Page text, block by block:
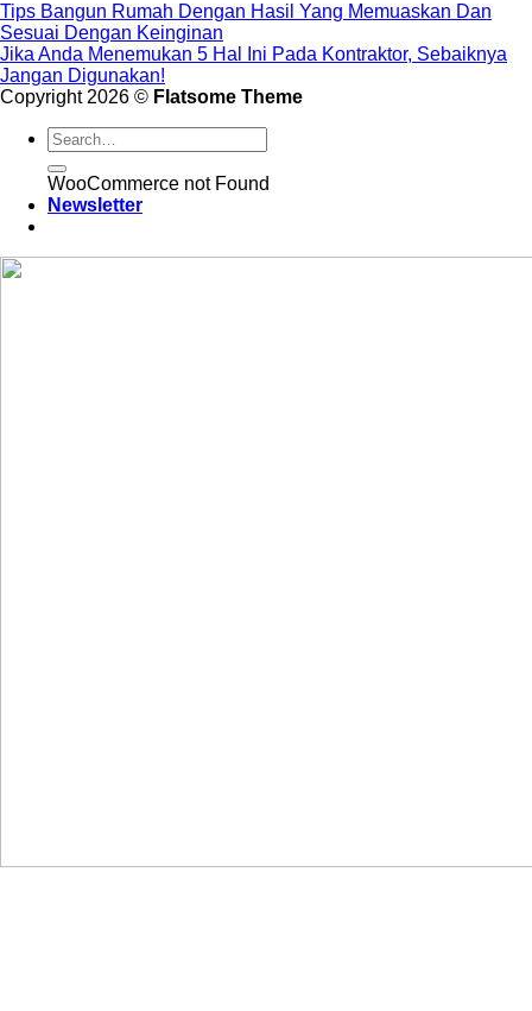
Tips Bangun Rumah Dengan Hasil Yang Memuaskan Dan
Sesuai Dengan Keinginan
Jika Anda Menemukan 5 Hal Ini Pada Kontraktor, Sebaiknya
Jangan Digunakan!
Copyright 2026 © Flatsome Theme
WooCommerce not Found
Newsletter